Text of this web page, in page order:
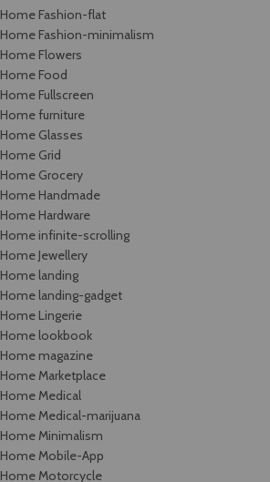
Home Fashion-flat
Home Fashion-minimalism
Home Flowers
Home Food
Home Fullscreen
Home furniture
Home Glasses
Home Grid
Home Grocery
Home Handmade
Home Hardware
Home infinite-scrolling
Home Jewellery
Home landing
Home landing-gadget
Home Lingerie
Home lookbook
Home magazine
Home Marketplace
Home Medical
Home Medical-marijuana
Home Minimalism
Home Mobile-App
Home Motorcycle